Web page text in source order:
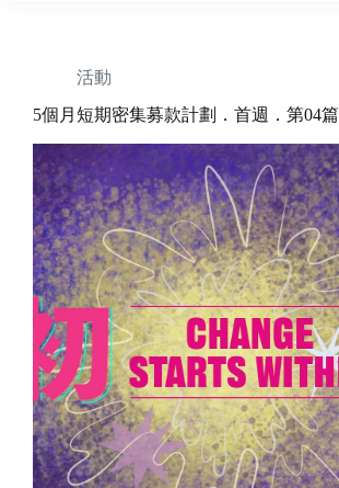
活動
5個月短期密集募款計劃．首週．第04篇